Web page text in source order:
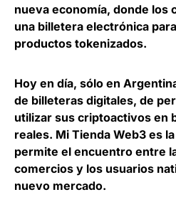
nueva economía, donde los
una billetera electrónica
productos tokenizados.
Hoy en día, sólo en
de billeteras digitales, de
utilizar sus criptoactivos en
reales. Mi Tienda Web3 es
permite el encuentro entre
comercios y los usuarios
nuevo mercado.